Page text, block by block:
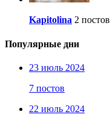
Kapitolina 2 постов
Популярные дни
23 июль 2024
7 постов
22 июль 2024